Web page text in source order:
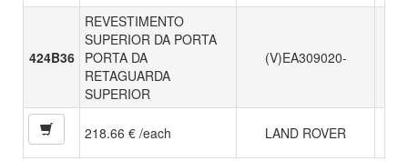
424B36
REVESTIMENTO
SUPERIOR DA PORTA
PORTA DA
RETAGUARDA
SUPERIOR
(V)EA309020-
218.66 € /each LAND ROVER